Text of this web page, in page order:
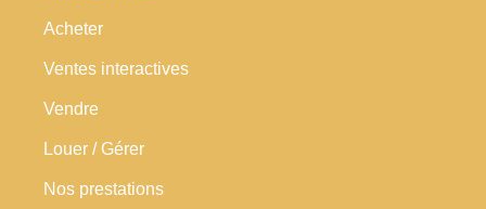
Acheter
Ventes interactives
Vendre
Louer / Gérer
Nos prestations